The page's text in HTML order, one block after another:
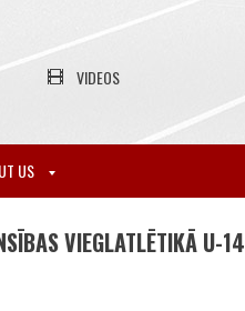
VIDEOS
US
VIEGLATLĒTIKĀ U-14